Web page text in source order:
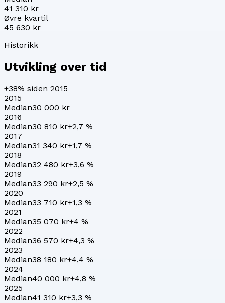
41 310 kr
Øvre kvartil
45 630 kr
Historikk
Utvikling over tid
+38% siden 2015
2015
Median30 000 kr
2016
Median30 810 kr+2,7 %
2017
Median31 340 kr+1,7 %
2018
Median32 480 kr+3,6 %
2019
Median33 290 kr+2,5 %
2020
Median33 710 kr+1,3 %
2021
Median35 070 kr+4 %
2022
Median36 570 kr+4,3 %
2023
Median38 180 kr+4,4 %
2024
Median40 000 kr+4,8 %
2025
Median41 310 kr+3,3 %